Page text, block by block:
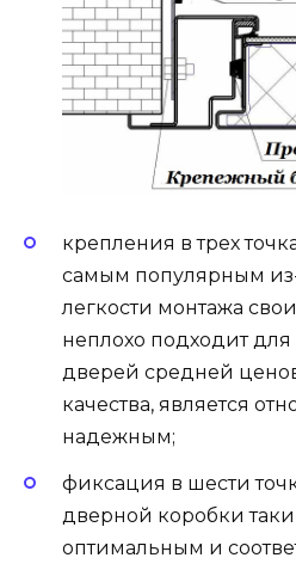
крепления в трех
самым популярным
легкости монтажа
неплохо подходит
дверей средней
качества, является
надежным;
фиксация в шести
дверной коробки
оптимальным и